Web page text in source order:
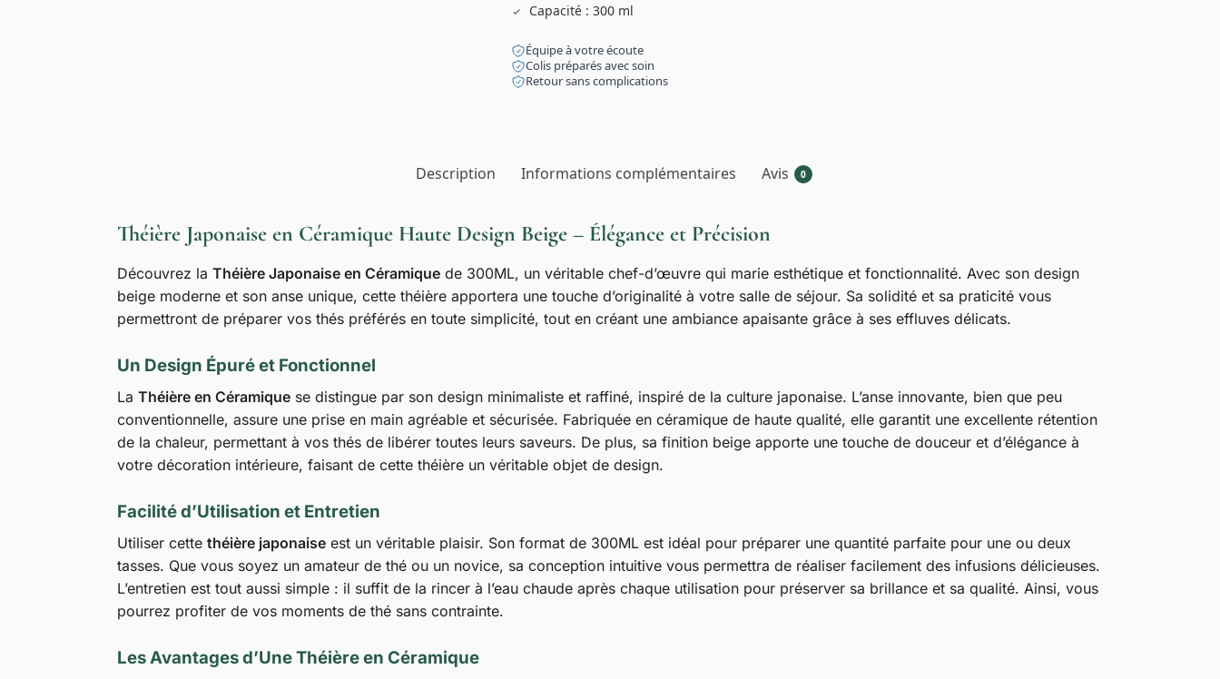
Capacité : 300 ml
Équipe à votre écoute
Colis préparés avec soin
Retour sans complications
Description Informations complémentaires Avis 0
Théière Japonaise en Céramique Haute Design Beige – Élégance et Précision
Découvrez la Théière Japonaise en Céramiquede 300ML, un véritable chef-d’œuvre qui marie esthétique et fonctionnalité. Avec son design
beige moderne et son anse unique, cette théière apportera une touche d’originalité à votre salle de séjour. Sa solidité et sa praticité vous
permettront de préparer vos thés préférés en toute simplicité, tout en créant une ambiance apaisante grâce à ses effluves délicats.
Un Design Épuré et Fonctionnel
La Théière en Céramiquese distingue par son design minimaliste et raffiné, inspiré de la culture japonaise. L’anse innovante, bien que peu
conventionnelle, assure une prise en main agréable et sécurisée. Fabriquée en céramique de haute qualité, elle garantit une excellente rétention
de la chaleur, permettant à vos thés de libérer toutes leurs saveurs. De plus, sa finition beige apporte une touche de douceur et d’élégance à
votre décoration intérieure, faisant de cette théière un véritable objet de design.
Facilité d’Utilisation et Entretien
Utiliser cette théière japonaiseest un véritable plaisir. Son format de 300ML est idéal pour préparer une quantité parfaite pour une ou deux
tasses. Que vous soyez un amateur de thé ou un novice, sa conception intuitive vous permettra de réaliser facilement des infusions délicieuses.
L’entretien est tout aussi simple : il suffit de la rincer à l’eau chaude après chaque utilisation pour préserver sa brillance et sa qualité. Ainsi, vous
pourrez profiter de vos moments de thé sans contrainte.
Les Avantages d’Une Théière en Céramique